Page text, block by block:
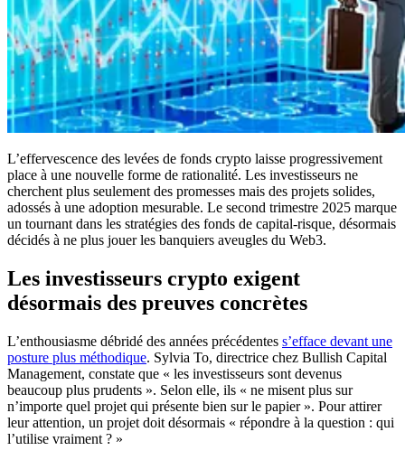
L’effervescence des levées de fonds crypto laisse progressivement
place à une nouvelle forme de rationalité. Les investisseurs ne
cherchent plus seulement des promesses mais des projets solides,
adossés à une adoption mesurable. Le second trimestre 2025 marque
un tournant dans les stratégies des fonds de capital-risque, désormais
décidés à ne plus jouer les banquiers aveugles du Web3.
Les investisseurs crypto exigent
désormais des preuves concrètes
L’enthousiasme débridé des années précédentes s’efface devant une
posture plus méthodique. Sylvia To, directrice chez Bullish Capital
Management, constate que « les investisseurs sont devenus
beaucoup plus prudents ». Selon elle, ils « ne misent plus sur
n’importe quel projet qui présente bien sur le papier ». Pour attirer
leur attention, un projet doit désormais « répondre à la question : qui
l’utilise vraiment ? »